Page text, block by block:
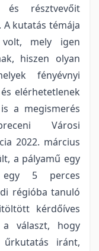
és résztvevőit
kutatás témája
mely igen
hiszen olyan
fényévnyi
elérhetetlenek
a megismerés
Városi
2022. március
a pályamű egy
5 perces
régióba tanuló
kérdőíves
választ, hogy
iránt,